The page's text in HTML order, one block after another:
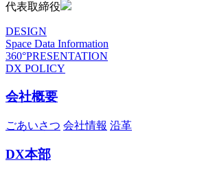
代表取締役
DESIGN
Space Data Information
360°PRESENTATION
DX POLICY
会社概要
ごあいさつ 会社情報 沿革
DX本部